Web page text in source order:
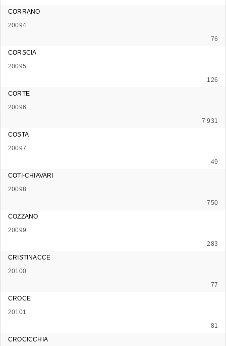
CORRANO
20094
76
CORSCIA
20095
126
CORTE
20096
7 931
COSTA
20097
49
COTI-CHIAVARI
20098
750
COZZANO
20099
283
CRISTINACCE
20100
77
CROCE
20101
81
CROCICCHIA